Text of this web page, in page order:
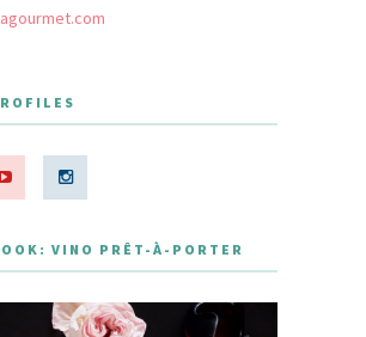
VINO PRÊT-À-PORTER